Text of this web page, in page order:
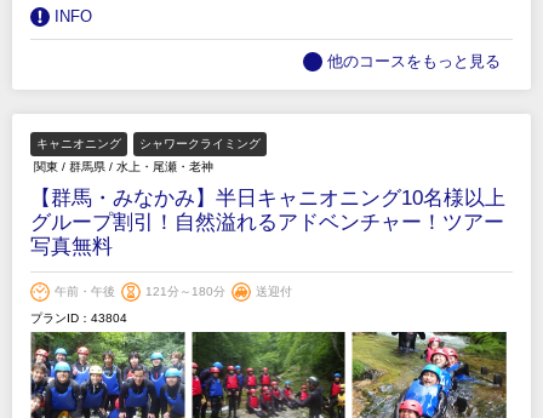
INFO
他のコースをもっと見る
キャニオニング
シャワークライミング
関東 / 群馬県 / 水上・尾瀬・老神
【群馬・みなかみ】半日キャニオニング10名様以上
グループ割引！自然溢れるアドベンチャー！ツアー
写真無料
午前・午後 121分～180分
送迎付
プランID：43804